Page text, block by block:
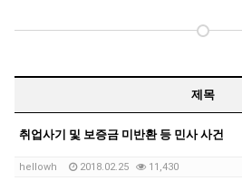
제목
취업사기 및 보증금 미반환 등 민사 사건
hellowh 2018.02.25 11,430